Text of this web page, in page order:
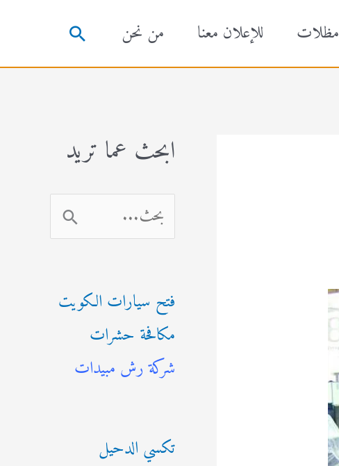
مظلات للإعلان معنا من نحن البحث
ابحث عما تريد
ل
ح
ث
ع
:
فتح سيارات الكويت
مكافحة حشرات
شركة رش مبيدات
تكسي الدحيل